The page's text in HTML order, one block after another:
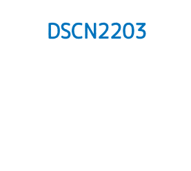
DSCN2203